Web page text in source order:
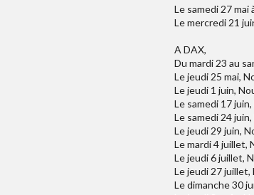
Le samedi 27
Le mercredi 21
A DAX,
Du mardi 23 au
Le jeudi 25 mai,
Le jeudi 1 juin,
Le samedi 17
Le samedi 24
Le jeudi 29 juin,
Le mardi 4 juillet,
Le jeudi 6 juillet,
Le jeudi 27 juillet,
Le dimanche 30